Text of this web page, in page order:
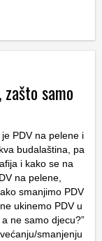
samo
PDV na pelene i
budalaština, pa
i kako se na
na pelene,
smanjimo PDV
ukinemo PDV u
ne samo djecu?”
smanjenju